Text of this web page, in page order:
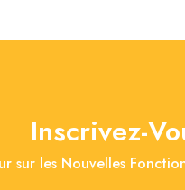
Inscrivez-
sur les Nouvelles